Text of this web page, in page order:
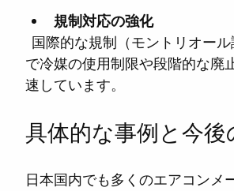
規制対応の強化
で冷媒の使用制限や段階的な廃
速しています。
具体的な事例と今後
日本国内でも多くのエアコンメ